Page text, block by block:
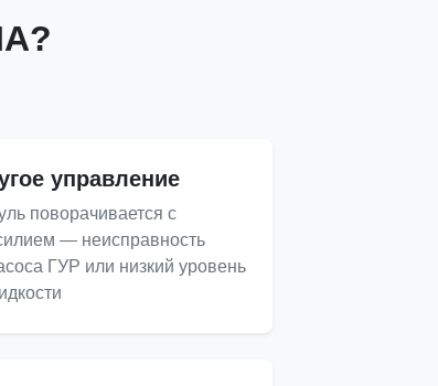
управление
поворачивается с
— неисправность
ГУР или низкий уровень